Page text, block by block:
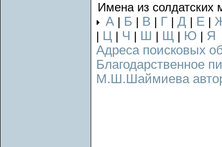
Имена из солдатских
А | Б | В | Г | Д | Е |
| Ц | Ч | Ш | Щ | Ю | Я
Адреса поисковых
Благодарственное
М.Ш.Шаймиева